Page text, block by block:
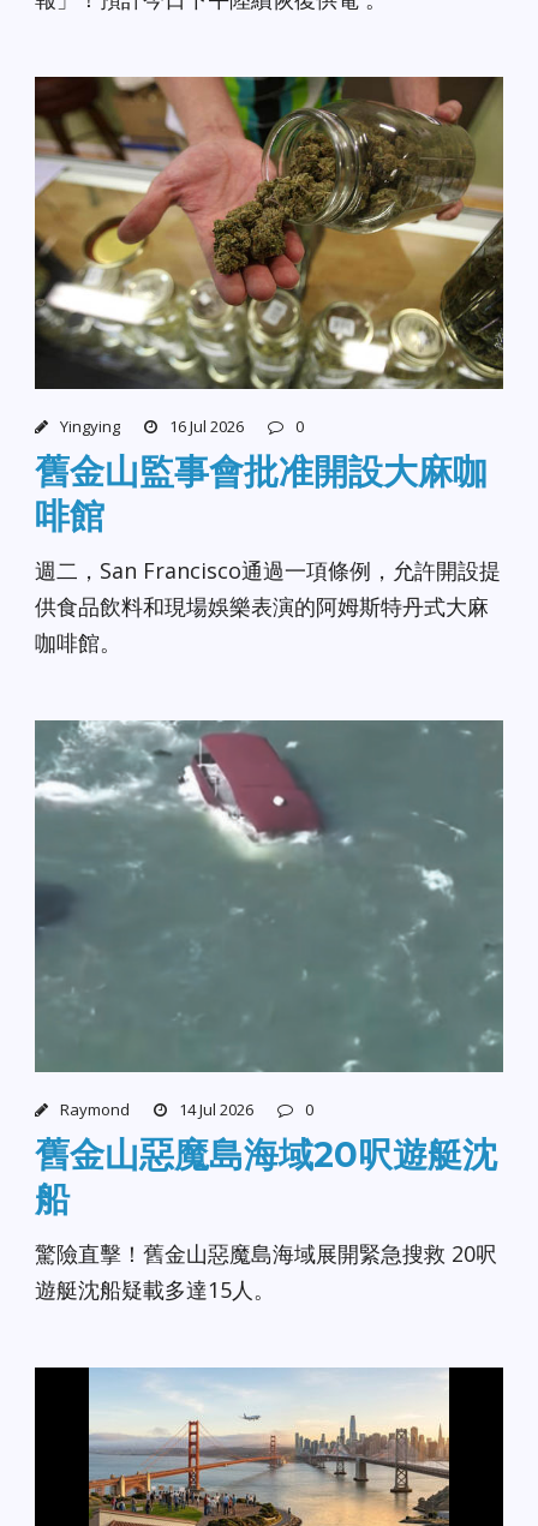
Yingying 16 Jul 2026 0
舊金山監事會批准開設大麻咖
啡館
週二，San Francisco通過一項條例，允許開設提
供食品飲料和現場娛樂表演的阿姆斯特丹式大麻
咖啡館。
Raymond 14 Jul 2026 0
舊金山惡魔島海域20呎遊艇沈
船
驚險直擊！舊金山惡魔島海域展開緊急搜救 20呎
遊艇沈船疑載多達15人。